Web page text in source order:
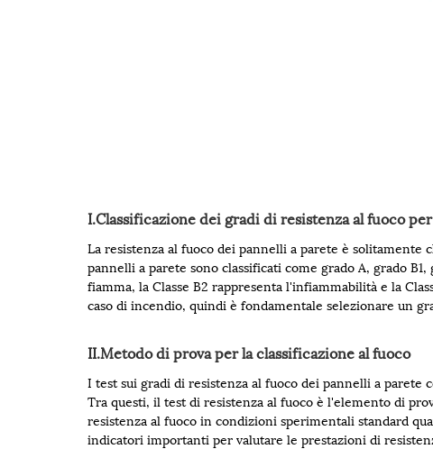
I.Classificazione dei gradi di resistenza al fuoco
La resistenza al fuoco dei pannelli a parete è solitamente
pannelli a parete sono classificati come grado A, grado
fiamma, la Classe B2 rappresenta l'infiammabilità e la
caso di incendio, quindi è fondamentale selezionare un
II.Metodo di prova per la classificazione al fuoco
I test sui gradi di resistenza al fuoco dei pannelli a
Tra questi, il test di resistenza al fuoco è l'elemento di
resistenza al fuoco in condizioni sperimentali standard
indicatori importanti per valutare le prestazioni di